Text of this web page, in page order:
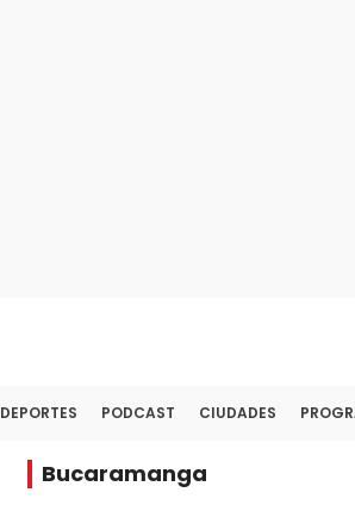
DEPORTES PODCAST CIUDADES
Bucaramanga